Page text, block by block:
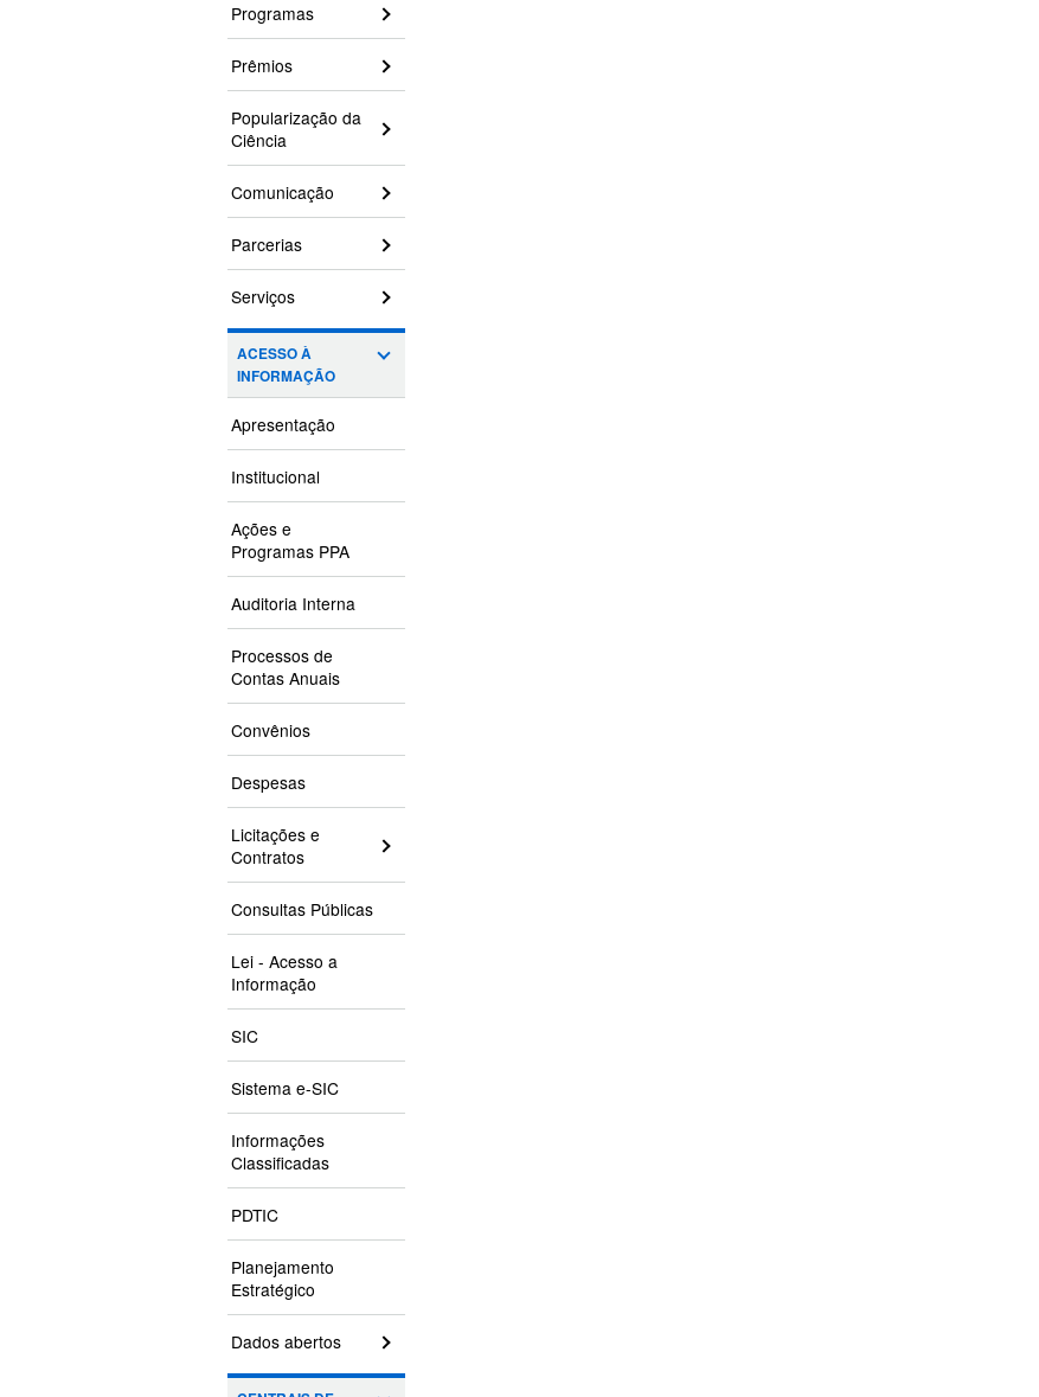
Programas
Prêmios
Popularização da
Ciência
Comunicação
Parcerias
Serviços
ACESSO À
INFORMAÇÃO
Apresentação
Institucional
Ações e
Programas PPA
Auditoria Interna
Processos de
Contas Anuais
Convênios
Despesas
Licitações e
Contratos
Consultas Públicas
Lei - Acesso a
Informação
SIC
Sistema e-SIC
Informações
Classificadas
PDTIC
Planejamento
Estratégico
Dados abertos